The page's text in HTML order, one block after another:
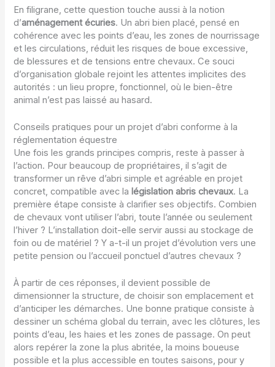
En filigrane, cette question touche aussi à la notion
d’aménagement écuries. Un abri bien placé, pensé en
cohérence avec les points d’eau, les zones de nourrissage
et les circulations, réduit les risques de boue excessive,
de blessures et de tensions entre chevaux. Ce souci
d’organisation globale rejoint les attentes implicites des
autorités : un lieu propre, fonctionnel, où le bien-être
animal n’est pas laissé au hasard.
Conseils pratiques pour un projet d’abri conforme à la
réglementation équestre
Une fois les grands principes compris, reste à passer à
l’action. Pour beaucoup de propriétaires, il s’agit de
transformer un rêve d’abri simple et agréable en projet
concret, compatible avec la législation abris chevaux. La
première étape consiste à clarifier ses objectifs. Combien
de chevaux vont utiliser l’abri, toute l’année ou seulement
l’hiver ? L’installation doit-elle servir aussi au stockage de
foin ou de matériel ? Y a-t-il un projet d’évolution vers une
petite pension ou l’accueil ponctuel d’autres chevaux ?
À partir de ces réponses, il devient possible de
dimensionner la structure, de choisir son emplacement et
d’anticiper les démarches. Une bonne pratique consiste à
dessiner un schéma global du terrain, avec les clôtures, les
points d’eau, les haies et les zones de passage. On peut
alors repérer la zone la plus abritée, la moins boueuse
possible et la plus accessible en toutes saisons, pour y